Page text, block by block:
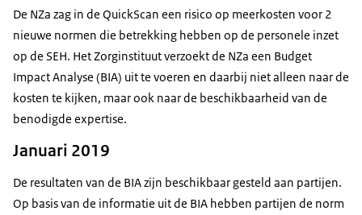
De NZa zag in de QuickScan een risico op meerkosten voor 2
nieuwe normen die betrekking hebben op de personele inzet
op de SEH. Het Zorginstituut verzoekt de NZa een Budget
Impact Analyse (BIA) uit te voeren en daarbij niet alleen naar de
kosten te kijken, maar ook naar de beschikbaarheid van de
benodigde expertise.
Januari 2019
De resultaten van de BIA zijn beschikbaar gesteld aan partijen.
Op basis van de informatie uit de BIA hebben partijen de norm